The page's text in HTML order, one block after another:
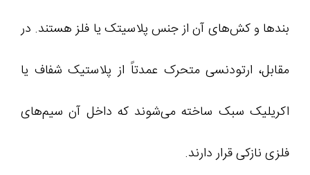
بندها و کش‌های آن از جنس پلاسیتک یا فلز هستند. در
مقابل، ارتودنسی متحرک عمدتاً از پلاستیک شفاف یا
اکریلیک سبک ساخته می‌شوند که داخل آن سیم‌های
فلزی نازکی قرار دارند.